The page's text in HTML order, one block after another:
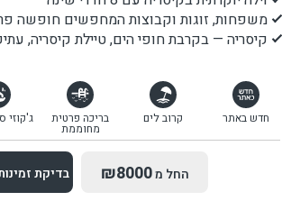
משפחות, זוגות וקבוצות המחפשים חופשה
קיסריה — בקרבת חופי הים, טיילת קיסריה,
חדש באתר קרוב לים בריכה פרטית
מחוממת
ג'קוזי
החל מ₪8000 בדיקת